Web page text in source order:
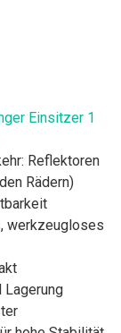
Einsitzer 1
Reflektoren
Rädern)
werkzeugloses
Lagerung